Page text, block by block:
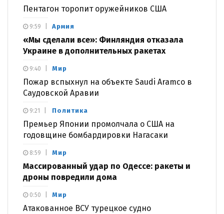
Пентагон торопит оружейников США
Армия
«Мы сделали все»: Финляндия отказала
Украине в дополнительных ракетах
9:59
Мир
Пожар вспыхнул на объекте Saudi Aramco в
Саудовской Аравии
9:40
Политика
Премьер Японии промолчала о США на
годовщине бомбардировки Нагасаки
9:21
Мир
Массированный удар по Одессе: ракеты и
дроны повредили дома
8:59
Мир
Атакованное ВСУ турецкое судно
0:50